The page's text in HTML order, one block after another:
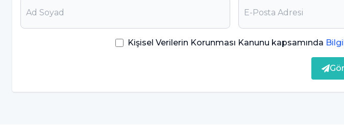
Çiğ Fındığın Önemli 8 Faydası;
sebeple fındık kırmızı kan hücrelerinin parçalanmasını önler ve anemi
Doğru kan dolaşımı hastalıkların oluşma riskini azaltarak bağışıklık
Kişisel Verilerin Korunması Kanunu kapsamında